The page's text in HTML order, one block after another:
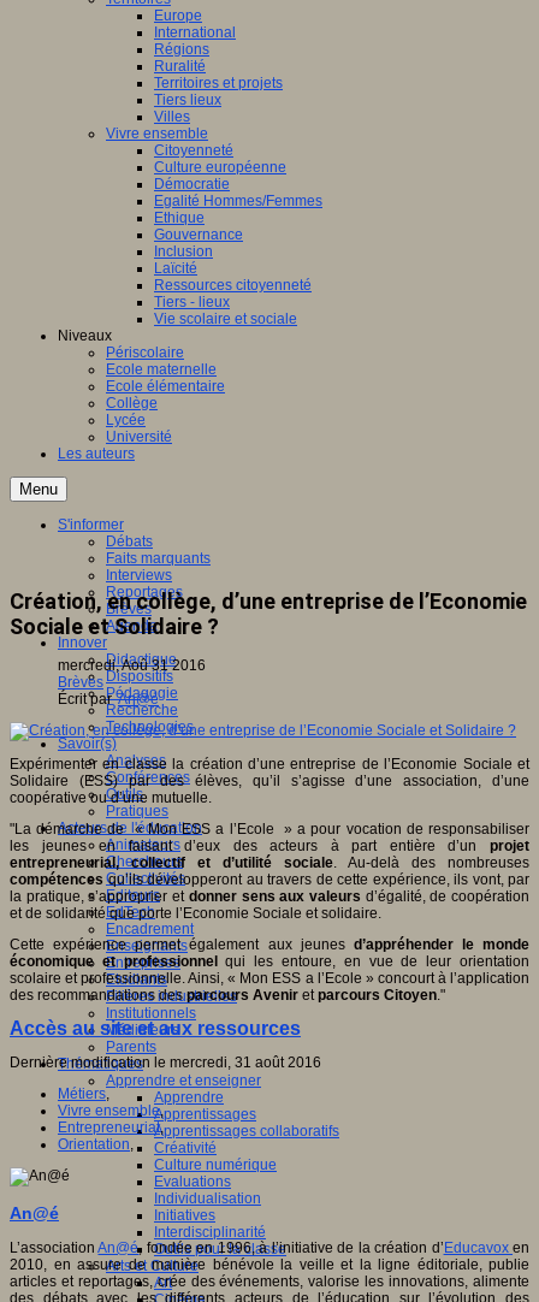
Europe
International
Régions
Ruralité
Territoires et projets
Tiers lieux
Villes
Vivre ensemble
Citoyenneté
Culture européenne
Démocratie
Egalité Hommes/Femmes
Ethique
Gouvernance
Inclusion
Laïcité
Ressources citoyenneté
Tiers - lieux
Vie scolaire et sociale
Niveaux
Périscolaire
Ecole maternelle
Ecole élémentaire
Collège
Lycée
Université
Les auteurs
Menu
S'informer
Débats
Faits marquants
Interviews
Reportages
Brèves
Agenda
Innover
Didactique
Dispositifs
Pédagogie
Recherche
Technologies
Savoir(s)
Analyses
Conférences
Outils
Pratiques
Acteurs de l'éducation
Animateurs
Chercheurs
Collectivités
Editeurs
EdTech
Encadrement
Enseignants
Entreprises
Etudiants
Filières industrielles
Institutionnels
Médiateurs
Parents
Thématiques
Apprendre et enseigner
Apprendre
Apprentissages
Apprentissages collaboratifs
Créativité
Culture numérique
Evaluations
Individualisation
Initiatives
Interdisciplinarité
Outils pour la classe
Arts et Culture
Art
Création, en collège, d’une entreprise de l’Economie
Sociale et Solidaire ?
mercredi, Aoû 31 2016
Brèves
Écrit parAn@é
Expérimenter en classe la création d’une entreprise de l’Economie Sociale et
Solidaire (ESS) par des élèves, qu’il s’agisse d’une association, d’une
coopérative ou d’une mutuelle.
"La démarche de « Mon ESS a l’Ecole » a pour vocation de responsabiliser
les jeunes en faisant d’eux des acteurs à part entière d’un projet
entrepreneurial, collectif et d’utilité
sociale. Au-delà des nombreuses
compétences qu’ils développeront au travers de cette expérience, ils vont, par
la pratique, s’approprier et donner sens aux valeurs d’égalité, de coopération
et de solidarité que porte l’Economie Sociale et solidaire.
Cette expérience permet également aux jeunes d’appréhender le monde
économique et professionnelqui les entoure, en vue de leur orientation
scolaire et professionnelle. Ainsi, « Mon ESS a l’Ecole » concourt à l’application
des recommandations desparcours Avenir etparcours Citoyen."
Accès au site et aux ressources
Dernière modification le mercredi, 31 août 2016
Métiers,
Vivre ensemble,
Entrepreneuriat,
Orientation,
An@é
L’associationAn@é, fondée en 1996, à l’initiative de la création d’ Educavoxen
2010, en assure de manière bénévole la veille et la ligne éditoriale, publie
articles et reportages, crée des événements, valorise les innovations, alimente
des débats avec les différents acteurs de l’éducation sur l’évolution des